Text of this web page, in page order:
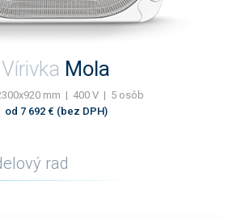
Vírivka Mola
mm | 400 V | 5 osôb
od 7 692 € (bez DPH)
rad